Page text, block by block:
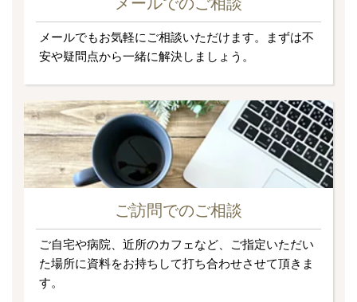
メールでもお気軽にご相談いただけます。まずは不
安や疑問点から一緒に解決しましょう。
ご訪問でのご相談
ご自宅や病院、近所のカフェなど、ご指定いただい
た場所に資料をお持ちして打ち合わせさせて頂きま
す。